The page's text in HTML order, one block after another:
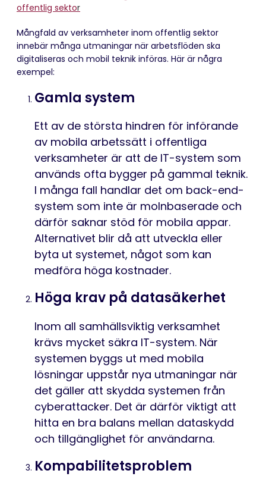
offentlig sektor
Mångfald av verksamheter inom offentlig sektor
innebär många utmaningar när arbetsflöden ska
digitaliseras och mobil teknik införas. Här är några
exempel:
Gamla system
Ett av de största hindren för införande
av mobila arbetssätt i offentliga
verksamheter är att de IT-system som
används ofta bygger på gammal teknik.
I många fall handlar det om back-end-
system som inte är molnbaserade och
därför saknar stöd för mobila appar.
Alternativet blir då att utveckla eller
byta ut systemet, något som kan
medföra höga kostnader.
Höga krav på datasäkerhet
Inom all samhällsviktig verksamhet
krävs mycket säkra IT-system. När
systemen byggs ut med mobila
lösningar uppstår nya utmaningar när
det gäller att skydda systemen från
cyberattacker. Det är därför viktigt att
hitta en bra balans mellan dataskydd
och tillgänglighet för användarna.
Kompabilitetsproblem